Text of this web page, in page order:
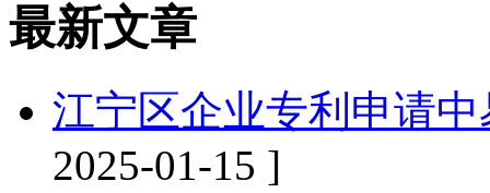
最新文章
江宁区企业专利申请
2025-01-15 ]